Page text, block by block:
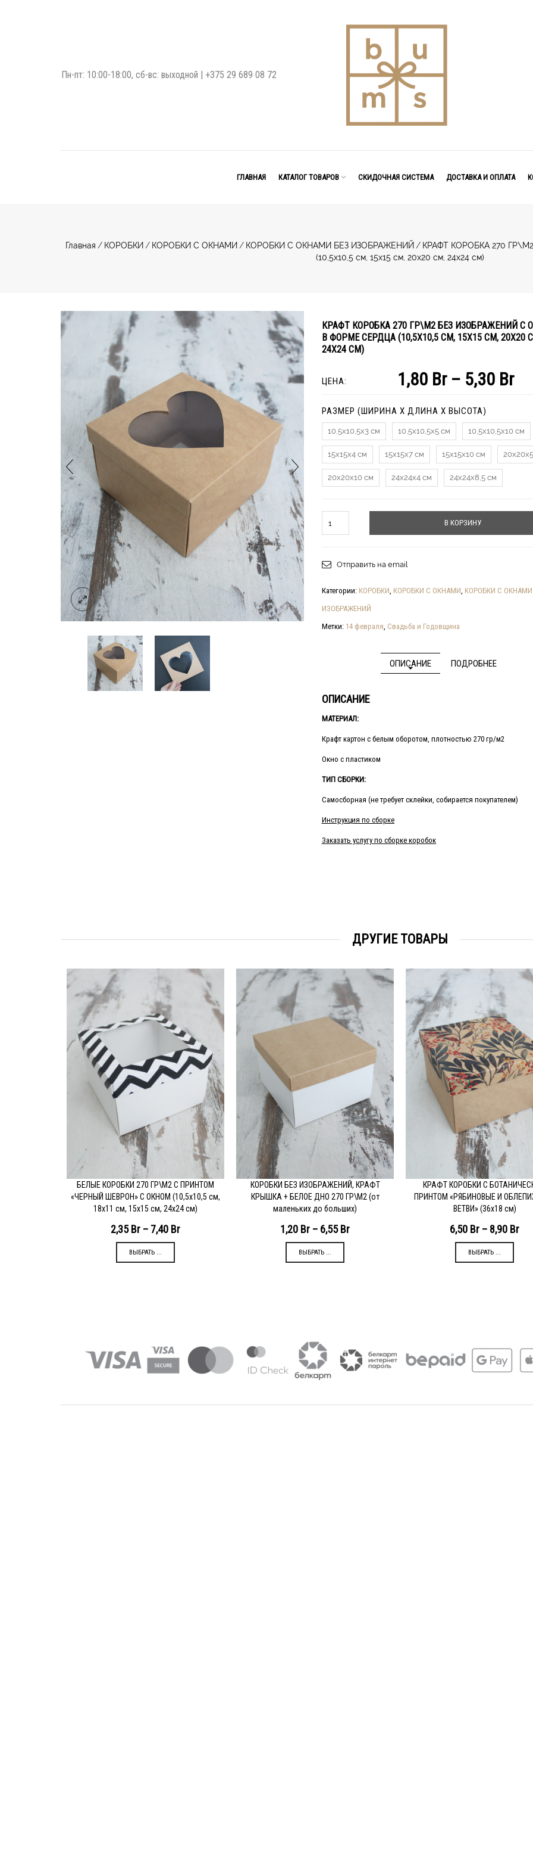
Пн-пт: 10:00-18:00, сб-вс: выходной | +375 29 689 08 72
ГЛАВНАЯ КАТАЛОГ ТОВАРОВ СКИДОЧНАЯ СИСТЕМА ДОСТАВКА И ОПЛАТА
Главная / КОРОБКИ / КОРОБКИ С ОКНАМИ / КОРОБКИ С ОКНАМИ БЕЗ ИЗОБРАЖЕНИЙ / КРАФТ КОРОБКА 270
(10,5х10,5 см, 15х15 см, 20х20 см, 24х24 см)
КРАФТ КОРОБКА 270 ГР\М2 БЕЗ ИЗОБРАЖЕНИЙ С
В ФОРМЕ СЕРДЦА (10,5Х10,5 СМ, 15Х15 СМ, 20Х20
24Х24 СМ)
ЦЕНА: 1,80 Br– 5,30 Br
РАЗМЕР (ШИРИНА Х ДЛИНА Х ВЫСОТА)
10,5х10,5х3 см 10,5х10,5х5 см 10,5х10,5х10 см
15х15х4 см 15х15х7 см 15х15х10 см
20х20х10 см 24х24х4 см 24х24х8,5 см
В КОРЗИНУ
Отправить на email
Категории: КОРОБКИ, КОРОБКИ С ОКНАМИ, КОРОБКИ С ОКНАМИ
ИЗОБРАЖЕНИЙ
Метки: 14 февраля, Cвадьба и Годовщина
ОПИСАНИЕ ПОДРОБНЕЕ
ОПИСАНИЕ
МАТЕРИАЛ:
Крафт картон с белым оборотом, плотностью 270 гр/м2
Окно с пластиком
ТИП СБОРКИ:
Самосборная (не требует склейки, собирается покупателем)
Инструкция по сборке
Заказать услугу по сборке коробок
ДРУГИЕ ТОВАРЫ
ПОДРОБНЕЕ
БЕЛЫЕ КОРОБКИ 270 ГР\М2 С ПРИНТОМ
«ЧЕРНЫЙ ШЕВРОН» С ОКНОМ (10,5х10,5 см,
18х11 см, 15х15 см, 24х24 см)
2,35Br – 7,40 Br
ВЫБРАТЬ ...
ПОДРОБНЕЕ
КОРОБКИ БЕЗ ИЗОБРАЖЕНИЙ, КРАФТ
КРЫШКА + БЕЛОЕ ДНО 270 ГР\М2 (от
маленьких до больших)
1,20 Br – 6,55Br
ВЫБРАТЬ ...
ПОДРОБНЕЕ
КРАФТ КОРОБКИ С
ПРИНТОМ «РЯБИНОВЫЕ И
ВЕТВИ» (36х18 см)
6,50 Br – 8,90 Br
ВЫБРАТЬ ...